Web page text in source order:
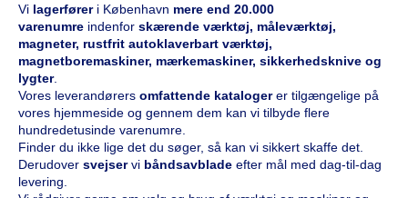
Vi lagerfører i København mere end 20.000
varenumre indenfor skærende værktøj, måleværktøj,
magneter, rustfrit autoklaverbart værktøj,
magnetboremaskiner, mærkemaskiner, sikkerhedsknive og
lygter.
Vores leverandørers omfattende katalogerer tilgængelige på
vores hjemmeside og gennem dem kan vi tilbyde flere
hundredetusinde varenumre.
Finder du ikke lige det du søger, så kan vi sikkert skaffe det.
Derudover svejservi båndsavblade efter mål med dag-til-dag
levering.